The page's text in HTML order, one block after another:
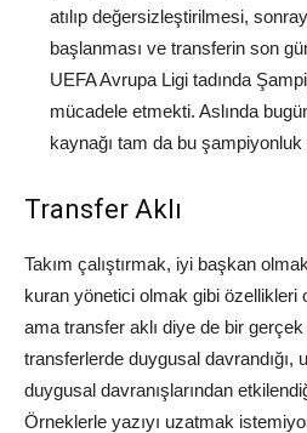
atılıp değersizleştirilmesi,
başlanması ve transferin son
UEFA Avrupa Ligi tadında
mücadele etmekti. Aslında
kaynağı tam da bu şampiyonluk
Transfer Aklı
Takım çalıştırmak, iyi başkan
kuran yönetici olmak gibi özellikleri
ama transfer aklı diye de bir gerçek
transferlerde duygusal davrandığı,
duygusal davranışlarından
Örneklerle yazıyı uzatmak